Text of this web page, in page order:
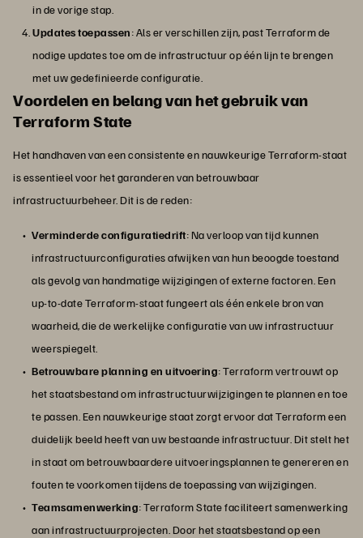
in de vorige stap.
Updates toepassen: Als er verschillen zijn, past Terraform de
nodige updates toe om de infrastructuur op één lijn te brengen
met uw gedefinieerde configuratie.
Voordelen en belang van het gebruik van
Terraform State
Het handhaven van een consistente en nauwkeurige Terraform-staat
is essentieel voor het garanderen van betrouwbaar
infrastructuurbeheer. Dit is de reden:
Verminderde configuratiedrift: Na verloop van tijd kunnen
infrastructuurconfiguraties afwijken van hun beoogde toestand
als gevolg van handmatige wijzigingen of externe factoren. Een
up-to-date Terraform-staat fungeert als één enkele bron van
waarheid, die de werkelijke configuratie van uw infrastructuur
weerspiegelt.
Betrouwbare planning en uitvoering: Terraform vertrouwt op
het staatsbestand om infrastructuurwijzigingen te plannen en toe
te passen. Een nauwkeurige staat zorgt ervoor dat Terraform een
duidelijk beeld heeft van uw bestaande infrastructuur. Dit stelt het
in staat om betrouwbaardere uitvoeringsplannen te genereren en
fouten te voorkomen tijdens de toepassing van wijzigingen.
Teamsamenwerking: Terraform State faciliteert samenwerking
aan infrastructuurprojecten. Door het staatsbestand op een